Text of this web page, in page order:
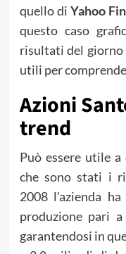
quello di Yahoo
questo caso
risultati del giorno
utili per
Azioni
trend
Può essere utile
che sono stati i
2008 l’azienda
produzione pari
garantendosi in